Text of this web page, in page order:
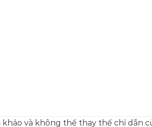
và không thể thay thế chỉ dẫn